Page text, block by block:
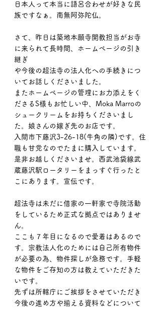
日本人って本当に語呂合わせが好きな民
族ですなぁ。南無阿弥陀仏。
さて、昨日は築地本願寺開教担当がお寺
に来られて長時間、ホームページの引き
継ぎ
や今後の超法寺の法人化への手続きにつ
いてお話しくださいました。
またホームページの管理にお力添えをく
ださるS様もお忙しい中、Moka Marroの
シュークリームをお持ちくださいまし
た。娘さんの嫁ぎ先のお店です。
入間市下藤沢3-26-18(牛角の隣)です。住
職も甘党なのでたまに購入しています。
是非お越しくださいませ。西武池袋線武
蔵藤沢駅ロータリーをまっすぐ行ったと
こにあります。宣伝です。
超法寺は未だに借家の一軒家で寺院活動
をしているため正式な拠点ではありませ
ん。
ここも７年目になるので愛着はあるので
す。宗教法人化のためには自己所有物件
が必要の為、物件探しが急務です。手軽
な物件をご存知の方は教えていただきた
いです。
先ずは所轄庁にご挨拶をさせていただき
今後の進め方や揃える資料などについて